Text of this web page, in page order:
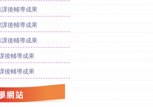
課後輔導成果
課後輔導成果
課後輔導成果
後輔導成果
後輔導成果